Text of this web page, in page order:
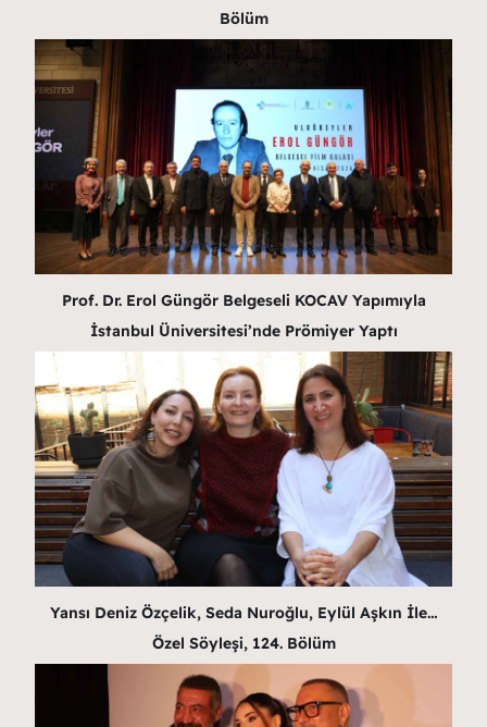
Bölüm
Prof. Dr. Erol Güngör Belgeseli KOCAV Yapımıyla
İstanbul Üniversitesi’nde Prömiyer Yaptı
Yansı Deniz Özçelik, Seda Nuroğlu, Eylül Aşkın İle…
Özel Söyleşi, 124. Bölüm